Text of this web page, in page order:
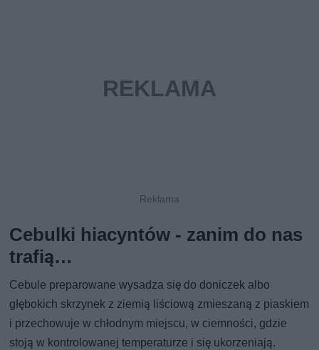
Cebulki hiacyntów - zanim do nas
trafią…
Cebule preparowane wysadza się do doniczek albo
głębokich skrzynek z ziemią liściową zmieszaną z piaskiem
i przechowuje w chłodnym miejscu, w ciemności, gdzie
stoją w kontrolowanej temperaturze i się ukorzeniają.